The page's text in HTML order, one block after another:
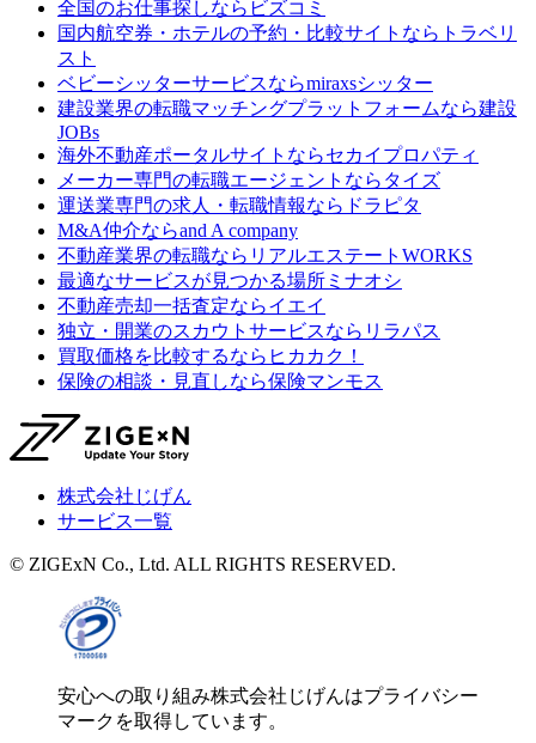
全国のお仕事探しなら ビズコミ
国内航空券・ホテルの予約・比較サイトなら トラベリ
スト
ベビーシッターサービスならmiraxsシッター
建設業界の転職マッチングプラットフォームなら建設
JOBs
海外不動産ポータルサイトならセカイプロパティ
メーカー専門の転職エージェントなら タイズ
運送業専門の求人・転職情報なら ドラピタ
M&A仲介ならand A company
不動産業界の転職なら リアルエステートWORKS
最適なサービスが見つかる場所 ミナオシ
不動産売却一括査定ならイエイ
独立・開業のスカウトサービスなら リラパス
買取価格を比較するなら ヒカカク！
保険の相談・見直しなら保険マンモス
株式会社じげん
サービス一覧
© ZIGExN Co., Ltd. ALL RIGHTS RESERVED.
安心への取り組み株式会社じげんはプライバシー
マークを取得しています。